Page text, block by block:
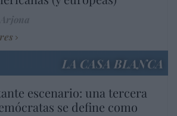
LA CASA BLANCA
escenario: una tercera
se define como